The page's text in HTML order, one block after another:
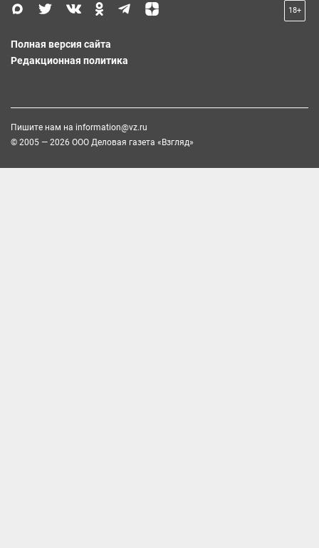
18+
Полная версия сайта
Редакционная политика
Пишите нам на information@vz.ru
© 2005 — 2026 ООО Деловая газета «Взгляд»